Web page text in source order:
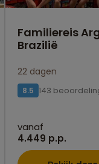
Familiereis
Brazilië
22 dagen
8.5 143
vanaf
4.449 p.p.